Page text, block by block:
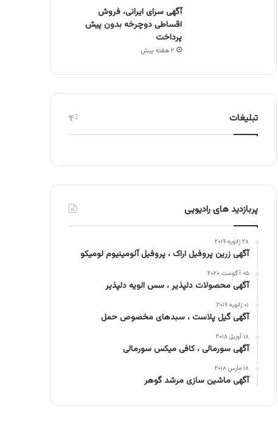
آگهی سرای ایرانی، فروش
اقساطی دوچرخه بدون پیش
پرداخت
۲ هفته پیش
تبلیغات
پربازدید های رادیویی
۲۸ ژانویه ۲۰۱۹
آگهی زرین پروفیل اراک ، پروفیل آلومینیوم لومیکو
۰۵ آگوست ۲۰۲۰
آگهی محصولات دلپذیر ، سس الویه دلپذیر
۰۱ ژانویه ۲۰۱۹
آگهی گیل پلاست ، سبدهای مخصوص حمل
۱۸ آوریل ۲۰۱۸
آگهی سورمالی ، کافی میکس سورمالی
۱۸ مارس ۲۰۱۸
آگهی ماشین سازی مرشد گوهر